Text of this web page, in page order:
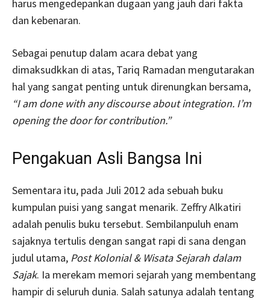
harus mengedepankan dugaan yang jauh dari fakta
dan kebenaran.
Sebagai penutup dalam acara debat yang
dimaksudkkan di atas, Tariq Ramadan mengutarakan
hal yang sangat penting untuk direnungkan bersama,
“I am done with any discourse about integration. I’m
opening the door for contribution.”
Pengakuan Asli Bangsa Ini
Sementara itu, pada Juli 2012 ada sebuah buku
kumpulan puisi yang sangat menarik. Zeffry Alkatiri
adalah penulis buku tersebut. Sembilanpuluh enam
sajaknya tertulis dengan sangat rapi di sana dengan
judul utama, Post Kolonial & Wisata Sejarah dalam
Sajak. Ia merekam memori sejarah yang membentang
hampir di seluruh dunia. Salah satunya adalah tentang